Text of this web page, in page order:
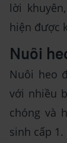
lời
hiện được
Nuôi
Nuôi heo
với nhiều
chóng và
sinh cấp